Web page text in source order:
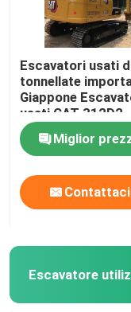
Escavatori usati
tonnellate
Giappone
usati CAT 312D2
Miglior
Contattaci
Escavatore